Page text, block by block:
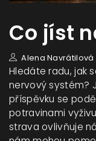
Co jíst
Alena Navrátilová
Hledáte radu, jak
nervový systém?
příspěvku se
potravinami
strava ovlivňuje